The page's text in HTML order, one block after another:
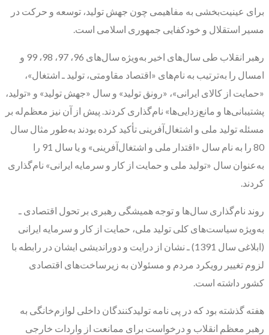
برای عینیت‌بخشی به مفاهیمی چون جهش تولید، توسعه و حرکت در
مسیر استقلال و خودکفایی جمهوری اسلامی است.
رهبر انقلاب طی سال‌های اخیر به‌ویژه سال‌های 96، 97، 98، 99 و
امسال را به‌ترتیب به نام‌های «اقتصاد مقاومتی، تولید ـ اشتغال»،
«حمایت از کالای ایرانی»، «رونق تولید» و سال «جهش تولید» و «تولید،
پشتیبانی‌ها و مانع‌زدایی‌ها» نام‌گذاری کردند. پیش از آن نیز معظم‌له بر
مسئله تولید ملی و اشتغال‌آفرینی تأکید کرده بودند به‌طور مثال سال
80 را به نام سال «اقتدار ملی و اشتغال‌آفرینی» و یا سال 91 را
به‌عنوان سال «تولید ملی و حمایت از کار و سرمایه ایرانی» نام‌گذاری
کردند.
روند نام‌گذاری سال‌ها و توجه همیشگی رهبری بر تحول اقتصادی ـ
به‌ویژه سیاست‌های کلی تولید ملی، حمایت از کار و سرمایه ایرانی
(ابلاغی سال 1391) ـ نشان از درایت و دوراندیشی ایشان در رابطه با
لزوم تغییر رویکرد مردم و مسئولان به زیرساخت‌های اقتصادی
کشور داشته است.
هفته گذشته بود که در پی نامه تولیدکنندگان داخلی لوازم‌خانگی به
رهبر معظم انقلاب و درخواست برای ممانعت از واردات خارجی